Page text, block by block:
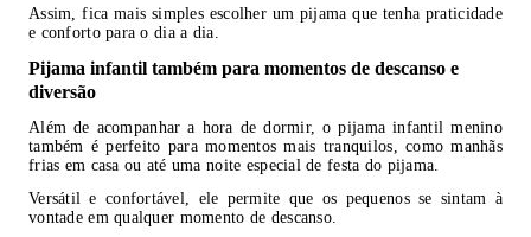
Assim, fica mais simples escolher um pijama que tenha praticidade
e conforto para o dia a dia.
Pijama infantil também para momentos de descanso e
diversão
Além de acompanhar a hora de dormir, o pijama infantil menino
também é perfeito para momentos mais tranquilos, como manhãs
frias em casa ou até uma noite especial de festa do pijama.
Versátil e confortável, ele permite que os pequenos se sintam à
vontade em qualquer momento de descanso.